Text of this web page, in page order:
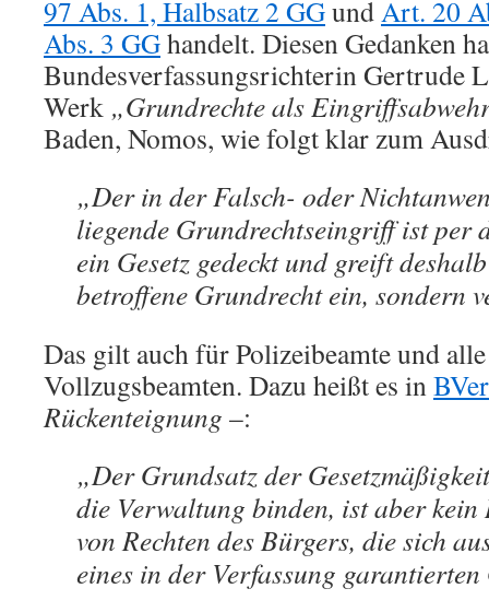
97 Abs. 1, Halbsatz 2 GGundArt. 20
Abs. 3 GGhandelt. Diesen Gedanken
Bundesverfassungsrichterin Gertrude
Werk „Grundrechte als
Baden, Nomos, wie folgt klar zum
„Der in der Falsch- oder
liegende Grundrechtseingriff ist per
ein Gesetz gedeckt und greift
betroffene Grundrecht ein, sondern
Das gilt auch für Polizeibeamte und
Vollzugsbeamten. Dazu heißt es in
Rückenteignung –:
„Der Grundsatz der
die Verwaltung binden, ist aber
von Rechten des Bürgers, die sich
eines in der Verfassung